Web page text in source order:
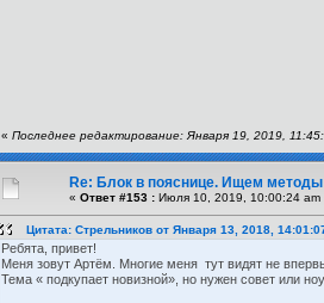
« Последнее редактирование: Января 19, 2019,
Re: Блок в пояснице. Ищем методы
« Ответ #153 : Июля 10, 2019, 10:00:24 am
Цитата: Стрельников от Января 13, 2018,
Ребята, привет!
Меня зовут Артём. Многие меня тут видят не
Тема « подкупает новизной», но нужен совет или